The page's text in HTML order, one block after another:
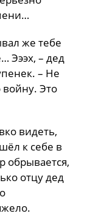
же тебе
Эээх, – дед
– Не
войну. Это
видеть,
к себе в
обрывается,
отцу дед